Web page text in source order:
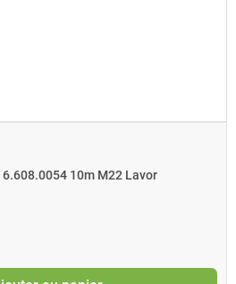
10m M22 Lavor